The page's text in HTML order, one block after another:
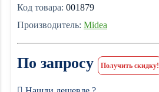
Код товара: 001879
Производитель: Midea
По запросу Получить скидку!